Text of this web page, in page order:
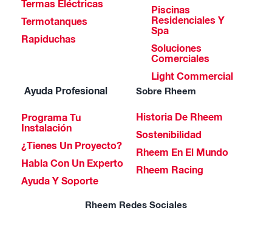
Termas Eléctricas
Termotanques
Rapiduchas
Piscinas
Residenciales Y
Spa
Soluciones
Comerciales
Light Commercial
Ayuda Profesional
Programa Tu
Instalación
¿Tienes Un Proyecto?
Habla Con Un Experto
Ayuda Y Soporte
Sobre Rheem
Historia De Rheem
Sostenibilidad
Rheem En El Mundo
Rheem Racing
Rheem Redes Sociales